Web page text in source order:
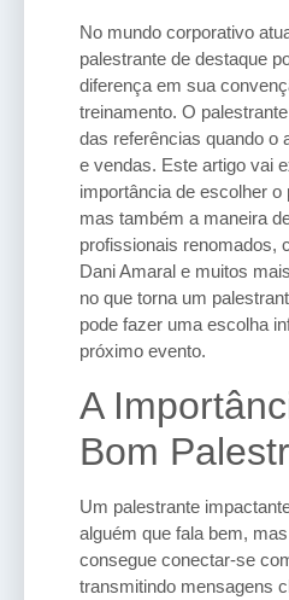
No mundo corporativo
palestrante de destaque
diferença em sua
treinamento. O
das referências quando o
e vendas. Este artigo vai
importância de escolher o
mas também a maneira
profissionais renomados,
Dani Amaral e muitos
no que torna um
pode fazer uma escolha
próximo evento.
A
Bom
Um palestrante
alguém que fala bem,
consegue conectar-se
transmitindo mensagens